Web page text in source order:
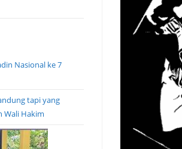
Nasional ke 7
tapi yang
Wali Hakim